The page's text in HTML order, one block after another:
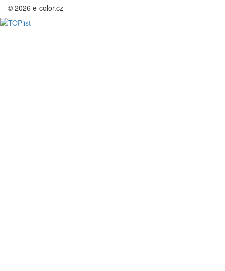
© 2026 e-color.cz